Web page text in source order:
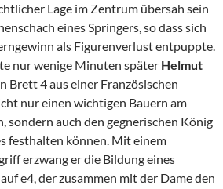
Lage im Zentrum übersah sein
eines Springers, so dass sich
als Figurenverlust entpuppte.
nur wenige Minuten später Helmut
Brett 4 aus einer Französischen
nur einen wichtigen Bauern am
sondern auch den gegnerischen König
festhalten können. Mit einem
erzwang er die Bildung eines
e4, der zusammen mit der Dame den